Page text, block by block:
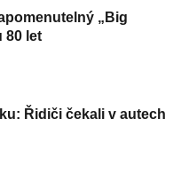
„Big
80 let
Řidiči čekali v autech